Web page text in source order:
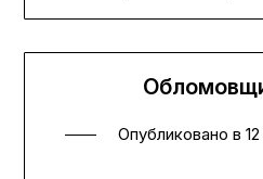
Опубликовано в